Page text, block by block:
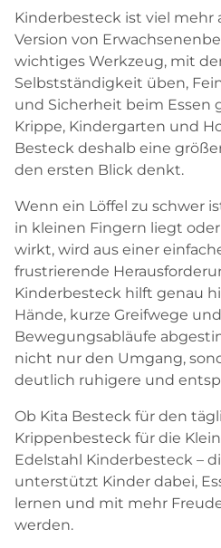
Kinderbesteck ist viel mehr
Version von
wichtiges Werkzeug, mit
Selbstständigkeit üben,
und Sicherheit beim Essen
Krippe, Kindergarten und
Besteck deshalb eine
den ersten Blick denkt.
Wenn ein Löffel zu schwer
in kleinen Fingern liegt
wirkt, wird aus einer
frustrierende
Kinderbesteck hilft genau
Hände, kurze Greifwege
Bewegungsabläufe
nicht nur den Umgang,
deutlich ruhigere und
Ob Kita Besteck für den
Krippenbesteck für die
Edelstahl Kinderbesteck –
unterstützt Kinder dabei,
lernen und mit mehr
werden.